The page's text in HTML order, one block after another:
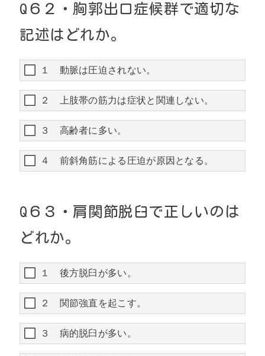
Q ６２・ 胸郭出口症候群で適切な
記述はどれか。
１ 動脈は圧迫されない。
２ 上肢帯の筋力は症状と関連しない。
３ 高齢者に多い。
４ 前斜角筋による圧迫が原因となる。
Q ６３・ 肩関節脱臼で正しいのは
どれか。
１ 後方脱臼が多い。
２ 関節強直を起こす。
３ 病的脱臼が多い。